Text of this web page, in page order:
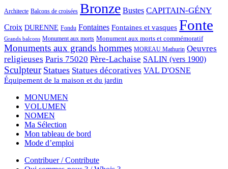
Architecte Balcons de croisées Bronze Bustes CAPITAIN-GÉNY
Croix DURENNE Fondu Fontaines Fontaines et vasques Fonte
Grands balcons Monument aux morts Monument aux morts et commémoratif
Monuments aux grands hommes MOREAU Mathurin Oeuvres
religieuses Paris 75020 Père-Lachaise SALIN (vers 1900)
Sculpteur Statues Statues décoratives VAL D'OSNE
Équipement de la maison et du jardin
MONUMEN
VOLUMEN
NOMEN
Ma Sélection
Mon tableau de bord
Mode d’emploi
Contribuer / Contribute